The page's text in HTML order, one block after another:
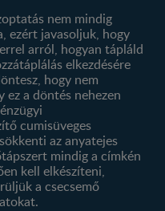
nem mindig
ezért javasoljuk, hogy
arról, hogyan tápláld
elkezdésére
hogy nem
a döntés nehezen
cumisüveges
az anyatejes
mindig a címkén
kell elkészíteni,
a csecsemő